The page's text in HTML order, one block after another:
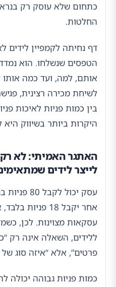
כתחום שלא עוסק רק
החלטות.
דף נחיתה לקמפיין לידים
הטפסים שנשלחו. הוא
אותם, למה, ועד כמה
לשיחת מכירה רצינית,
בין כמות פניות לאיכות
היקרות ביותר בשיווק היא
האתגר האמיתי: לא רק
לייצר לידים
עסק יכול
אחר יקבל 18
עסקאות מצוינות. לכן,
ללידים, השאלה אינה רק
פרטים”, אלא “איזה סוג
כמות פניות גבוהה יכולה